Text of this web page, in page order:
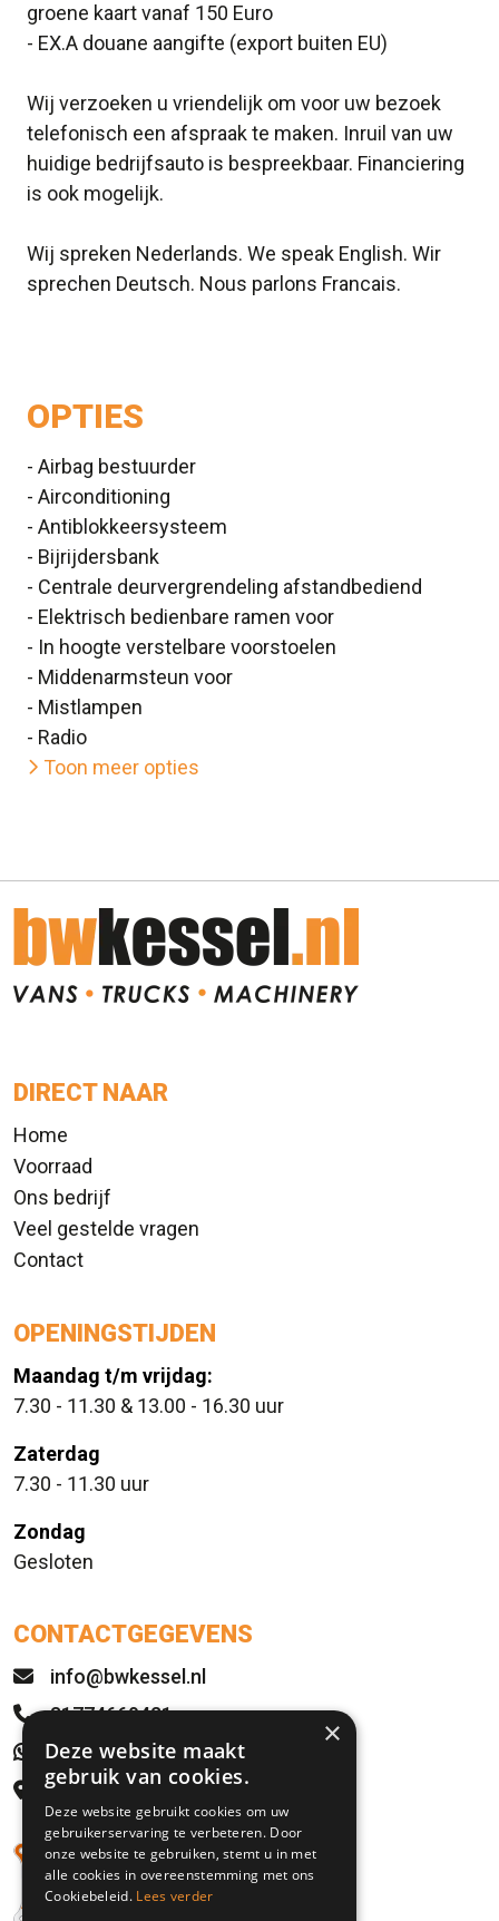
groene kaart vanaf 150 Euro
- EX.A douane aangifte (export buiten EU)
Wij verzoeken u vriendelijk om voor uw bezoek
telefonisch een afspraak te maken. Inruil van uw
huidige bedrijfsauto is bespreekbaar. Financiering
is ook mogelijk.
Wij spreken Nederlands. We speak English. Wir
sprechen Deutsch. Nous parlons Francais.
OPTIES
- Airbag bestuurder
- Airconditioning
- Antiblokkeersysteem
- Bijrijdersbank
- Centrale deurvergrendeling afstandbediend
- Elektrisch bedienbare ramen voor
- In hoogte verstelbare voorstoelen
- Middenarmsteun voor
- Mistlampen
- Radio
Toon meer opties
DIRECT NAAR
Home
Voorraad
Ons bedrijf
Veel gestelde vragen
Contact
OPENINGSTIJDEN
Maandag t/m vrijdag:
7.30 - 11.30 & 13.00 - 16.30 uur
Zaterdag
7.30 - 11.30 uur
Zondag
Gesloten
CONTACTGEGEVENS
info@bwkessel.nl
31774669421
WhatsApp
Rijksweg 21
5995 NS Kessel, NL
×
Deze website maakt
gebruik van cookies.
Deze website gebruikt cookies om uw
gebruikerservaring te verbeteren. Door
onze website te gebruiken, stemt u in met
alle cookies in overeenstemming met ons
Cookiebeleid. Lees verder